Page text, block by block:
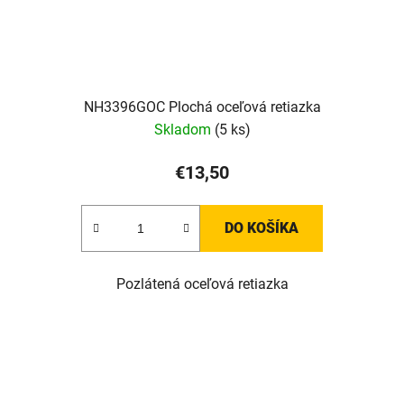
NH3396GOC Plochá oceľová retiazka
Skladom (5 ks)
€13,50
DO KOŠÍKA
Pozlátená oceľová retiazka